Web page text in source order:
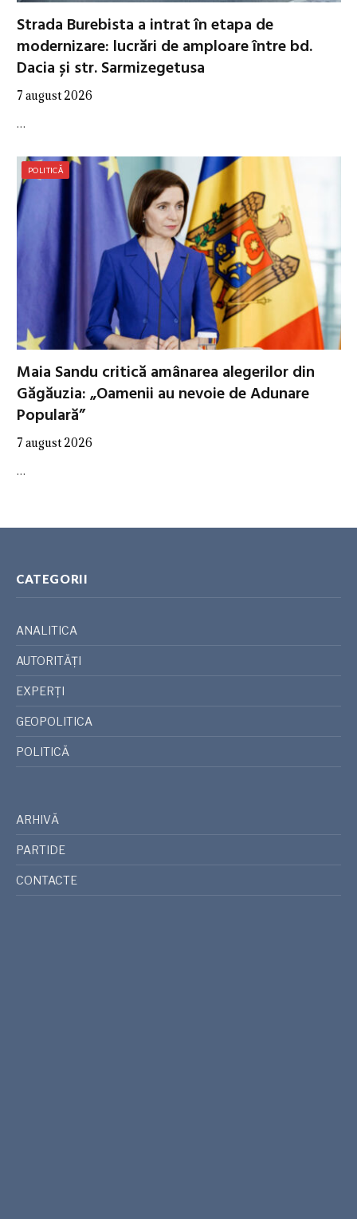
Strada Burebista a intrat în etapa de
modernizare: lucrări de amploare între bd.
Dacia și str. Sarmizegetusa
7 august 2026
…
POLITICĂ
Maia Sandu critică amânarea alegerilor din
Găgăuzia: „Oamenii au nevoie de Adunare
Populară”
7 august 2026
…
CATEGORII
ANALITICA
AUTORITĂȚI
EXPERȚI
GEOPOLITICA
POLITICĂ
ARHIVĂ
PARTIDE
CONTACTE